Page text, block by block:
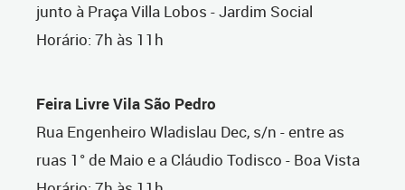
junto à Praça Villa Lobos - Jardim Social
Horário: 7h às 11h
Feira Livre Vila São Pedro
Rua Engenheiro Wladislau Dec, s/n - entre as
ruas 1° de Maio e a Cláudio Todisco - Boa Vista